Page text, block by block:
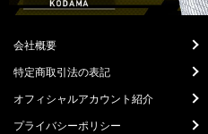
会社概要
特定商取引法の表記
オフィシャルアカウント紹介
プライバシーポリシー